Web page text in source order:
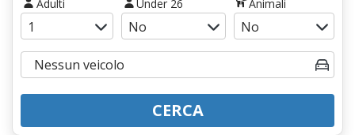
Adulti Under 26 Animali
CERCA